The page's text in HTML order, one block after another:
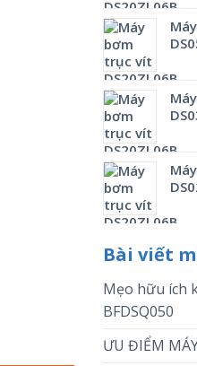
Bài viết
Mẹo hữu ích
BFDSQ050
ƯU ĐIỂM